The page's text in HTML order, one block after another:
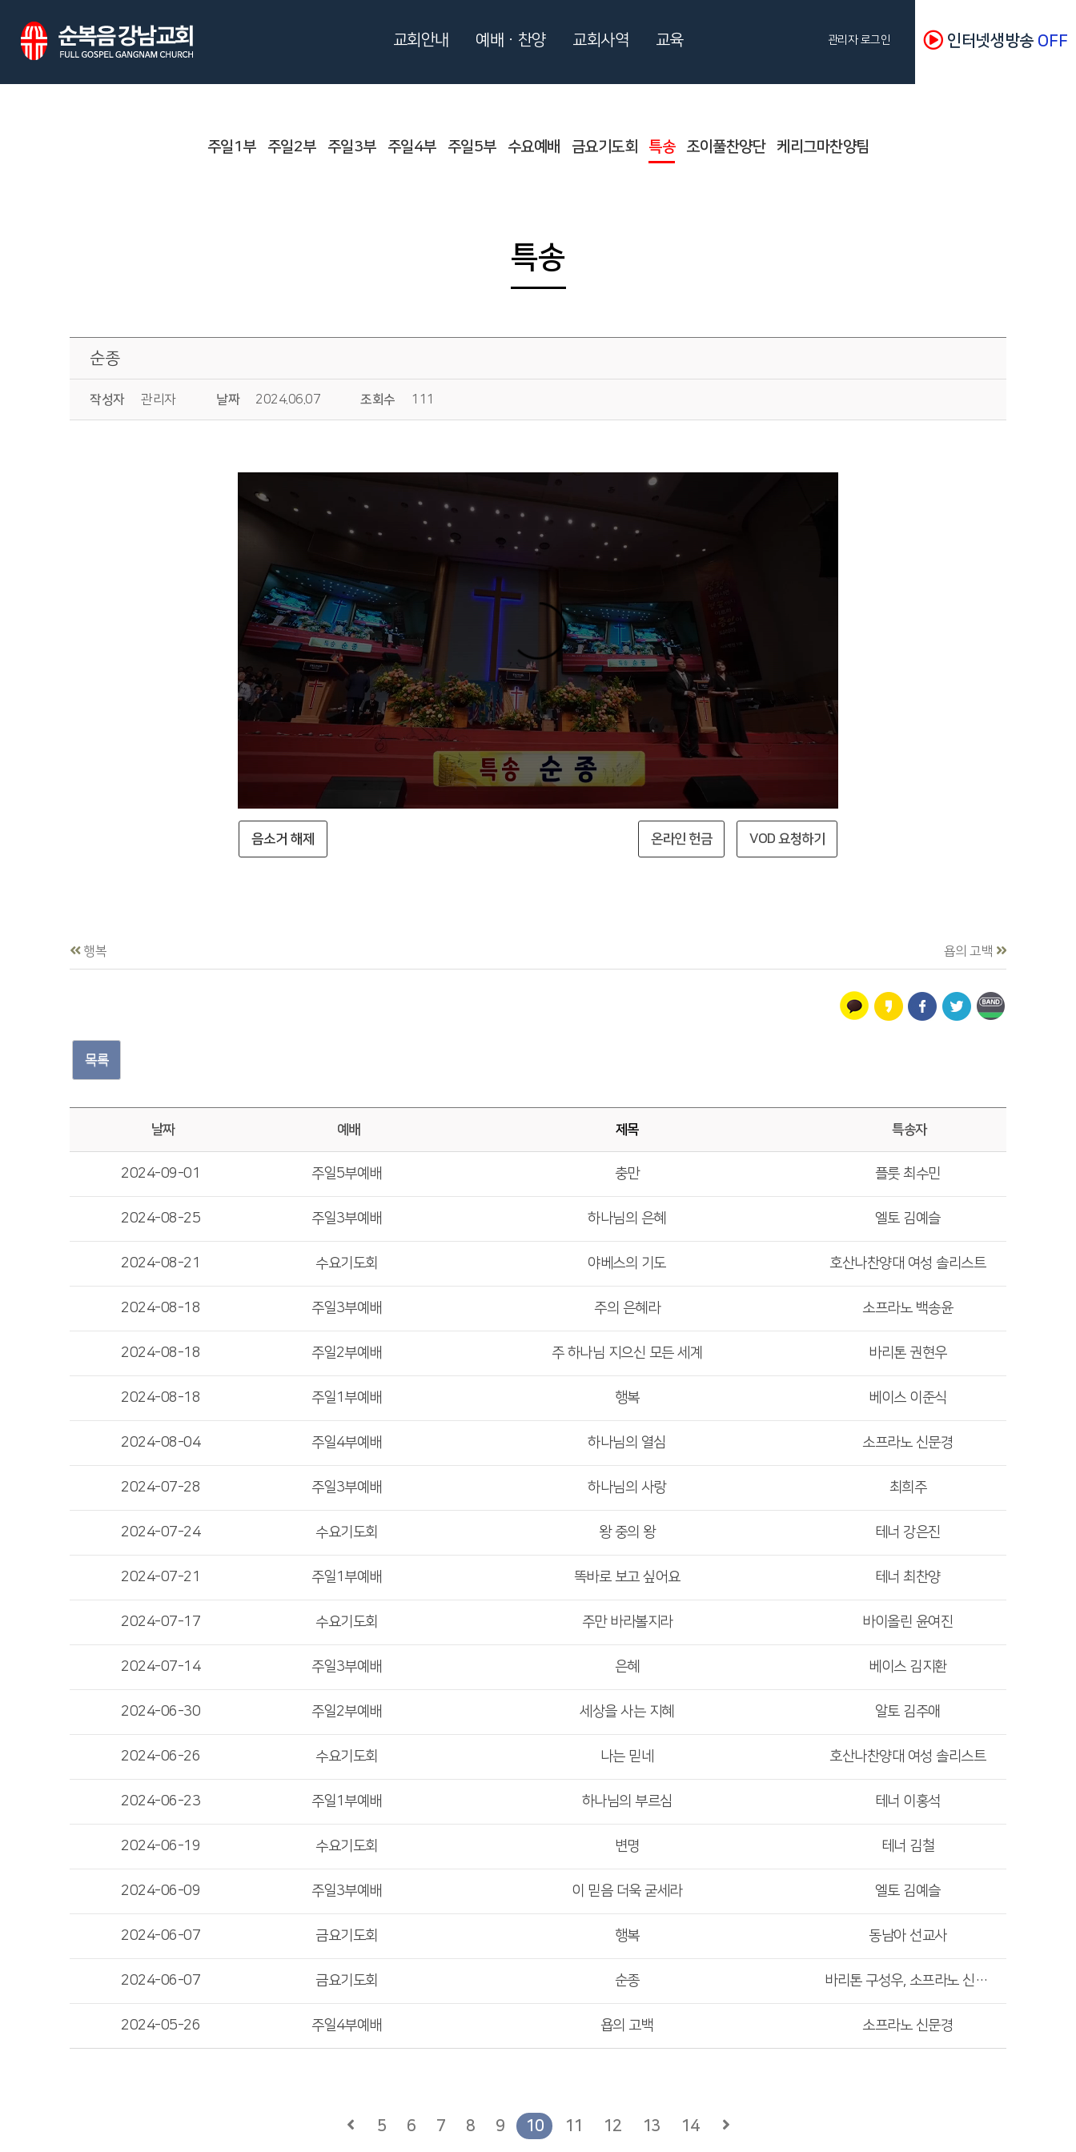
주일1부 주일2부 주일3부 주일4부 주일5부 수요예배 금요기도회 특송 조이풀찬양단 케리그마찬양팀
특송
순종
작성자 관리자 날짜 2024.06.07 조회수 111
음소거 해제 VOD 요청하기
온라인 헌금
행복 욥의 고백
목록
날짜 예배 제목 특송자
2024-09-01 주일5부예배 충만 플룻 최수민
2024-08-25 주일3부예배 하나님의 은혜 엘토 김예슬
2024-08-21 수요기도회 야베스의 기도 호산나찬양대 여성 솔리스트
2024-08-18 주일3부예배 주의 은혜라 소프라노 백송윤
2024-08-18 주일2부예배 주 하나님 지으신 모든 세계 바리톤 권현우
2024-08-18 주일1부예배 행복 베이스 이준식
2024-08-04 주일4부예배 하나님의 열심 소프라노 신문경
2024-07-28 주일3부예배 하나님의 사랑 최희주
2024-07-24 수요기도회 왕 중의 왕 테너 강은진
2024-07-21 주일1부예배 똑바로 보고 싶어요 테너 최찬양
2024-07-17 수요기도회 주만 바라볼지라 바이올린 윤여진
2024-07-14 주일3부예배 은혜 베이스 김지환
2024-06-30 주일2부예배 세상을 사는 지혜 알토 김주애
2024-06-26 수요기도회 나는 믿네 호산나찬양대 여성 솔리스트
2024-06-23 주일1부예배 하나님의 부르심 테너 이홍석
2024-06-19 수요기도회 변명 테너 김철
2024-06-09 주일3부예배 이 믿음 더욱 굳세라 엘토 김예슬
2024-06-07 금요기도회 행복 동남아 선교사
2024-06-07 금요기도회 순종 바리톤 구성우, 소프라노 신문경
2024-05-26 주일4부예배 욥의 고백 소프라노 신문경
5 6 7 8 9 10 11 12 13 14
교회안내 예배ㆍ찬양 교회사역 교육 관리자 로그인 인터넷생방송 OFF